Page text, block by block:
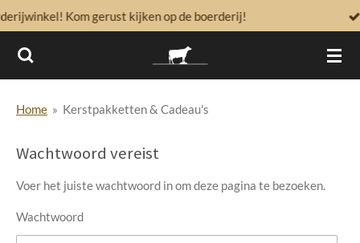
Ga
direct
naar
gerust kijken op de boerderij! Cadeau?
Home » Kerstpakketten & Cadeau's
Wachtwoord vereist
Voer het juiste wachtwoord in om deze pagina te bezoeken.
Wachtwoord